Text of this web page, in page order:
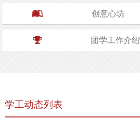
创意心坊
团学工作介绍
学工动态列表